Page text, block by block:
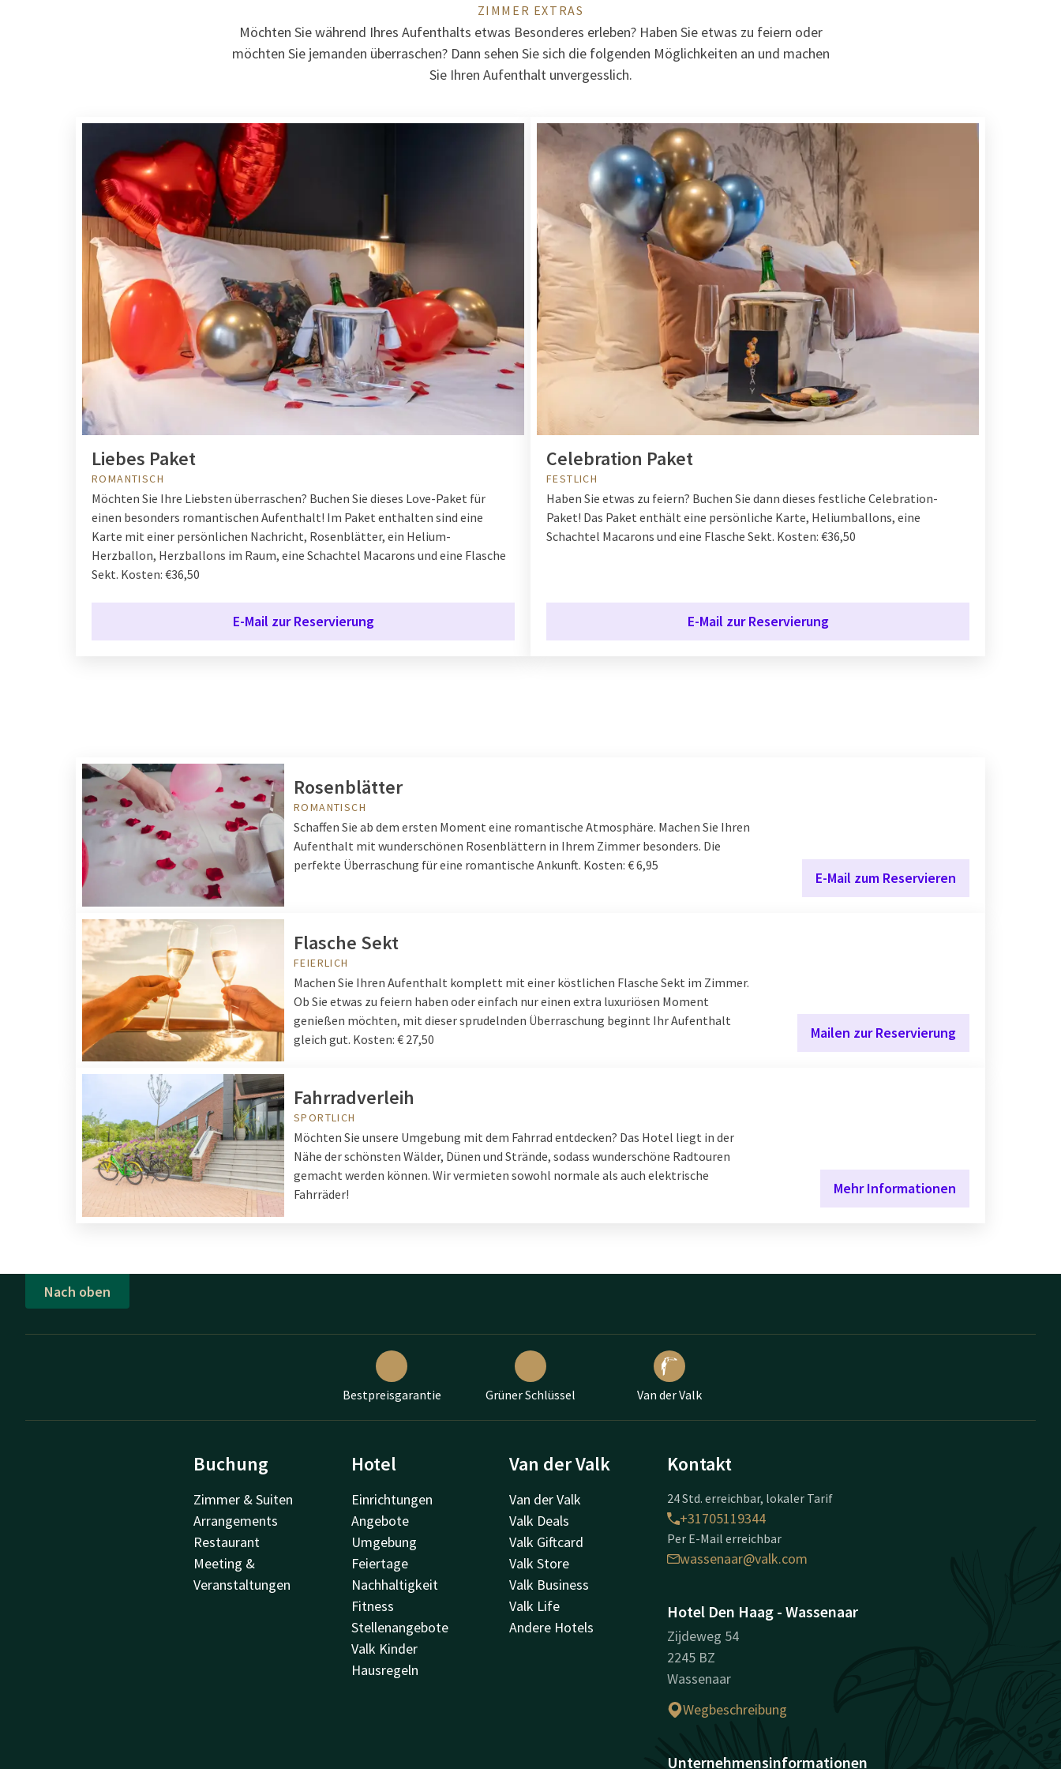
ZIMMER EXTRAS
Möchten Sie während Ihres Aufenthalts etwas Besonderes erleben? Haben Sie etwas zu feiern oder
möchten Sie jemanden überraschen? Dann sehen Sie sich die folgenden Möglichkeiten an und machen
Sie Ihren Aufenthalt unvergesslich.
Liebes Paket
ROMANTISCH
Möchten Sie Ihre Liebsten überraschen? Buchen Sie dieses Love-Paket für
einen besonders romantischen Aufenthalt! Im Paket enthalten sind eine
Karte mit einer persönlichen Nachricht, Rosenblätter, ein Helium-
Herzballon, Herzballons im Raum, eine Schachtel Macarons und eine Flasche
Sekt. Kosten: €36,50
E-Mail zur Reservierung
Celebration Paket
FESTLICH
Haben Sie etwas zu feiern? Buchen Sie dann dieses festliche Celebration-
Paket! Das Paket enthält eine persönliche Karte, Heliumballons, eine
Schachtel Macarons und eine Flasche Sekt. Kosten: €36,50
E-Mail zur Reservierung
Rosenblätter
ROMANTISCH
Schaffen Sie ab dem ersten Moment eine romantische Atmosphäre. Machen Sie Ihren
Aufenthalt mit wunderschönen Rosenblättern in Ihrem Zimmer besonders. Die
perfekte Überraschung für eine romantische Ankunft. Kosten: € 6,95
E-Mail zum Reservieren
Flasche Sekt
FEIERLICH
Machen Sie Ihren Aufenthalt komplett mit einer köstlichen Flasche Sekt im Zimmer.
Ob Sie etwas zu feiern haben oder einfach nur einen extra luxuriösen Moment
genießen möchten, mit dieser sprudelnden Überraschung beginnt Ihr Aufenthalt
gleich gut. Kosten: € 27,50
Mailen zur Reservierung
Fahrradverleih
SPORTLICH
Möchten Sie unsere Umgebung mit dem Fahrrad entdecken? Das Hotel liegt in der
Nähe der schönsten Wälder, Dünen und Strände, sodass wunderschöne Radtouren
gemacht werden können. Wir vermieten sowohl normale als auch elektrische
Fahrräder!
Mehr Informationen
Nach oben
Bestpreisgarantie Grüner Schlüssel Van der Valk
Buchung
Zimmer & Suiten
Arrangements
Restaurant
Meeting &
Veranstaltungen
Hotel
Einrichtungen
Angebote
Umgebung
Feiertage
Nachhaltigkeit
Fitness
Stellenangebote
Valk Kinder
Hausregeln
Van der Valk
Van der Valk
Valk Deals
Valk Giftcard
Valk Store
Valk Business
Valk Life
Andere Hotels
Kontakt
24 Std. erreichbar, lokaler Tarif
+31705119344
Per E-Mail erreichbar
wassenaar@valk.com
Hotel Den Haag - Wassenaar
Zijdeweg 54
2245 BZ
Wassenaar
Wegbeschreibung
Unternehmensinformationen